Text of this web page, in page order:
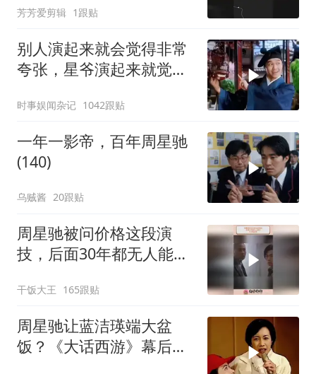
芳芳爱剪辑 1跟贴
别人演起来就会觉得非常
夸张，星爷演起来就觉得
时事娱闻杂记 1042跟贴
一年一影帝，百年周星驰
(140)
乌贼酱 20跟贴
周星驰被问价格这段演
技，后面30年都无人能
干饭大王 165跟贴
周星驰让蓝洁瑛端大盆
饭？《大话西游》幕后故